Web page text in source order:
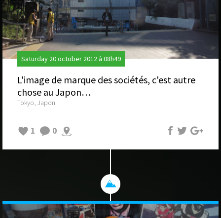
Saturday 20 october 2012 à 08h49
L'image de marque des sociétés, c'est autre
chose au Japon…
Tokyo, Japon
1 0